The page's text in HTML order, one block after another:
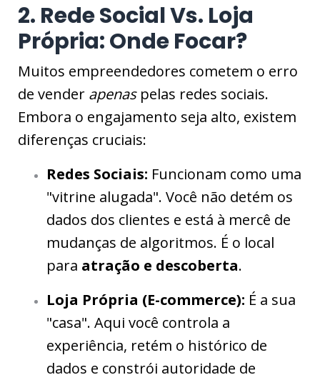
2. Rede Social Vs. Loja
Própria: Onde Focar?
Muitos empreendedores cometem o erro
de vender apenaspelas redes sociais.
Embora o engajamento seja alto, existem
diferenças cruciais:
Redes Sociais: Funcionam como uma
"vitrine alugada". Você não detém os
dados dos clientes e está à mercê de
mudanças de algoritmos. É o local
para atração e descoberta.
Loja Própria (E-commerce): É a sua
"casa". Aqui você controla a
experiência, retém o histórico de
dados e constrói autoridade de